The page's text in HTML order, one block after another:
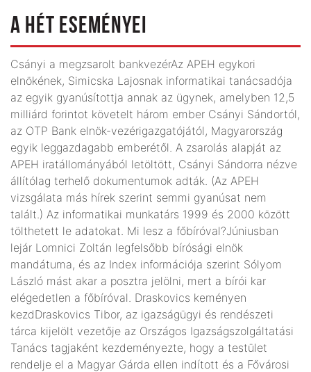
A HÉT ESEMÉNYEI
Csányi a megzsarolt bankvezérAz APEH egykori
elnökének, Simicska Lajosnak informatikai tanácsadója
az egyik gyanúsítottja annak az ügynek, amelyben 12,5
milliárd forintot követelt három ember Csányi Sándortól,
az OTP Bank elnök-vezérigazgatójától, Magyarország
egyik leggazdagabb emberétől. A zsarolás alapját az
APEH iratállományából letöltött, Csányi Sándorra nézve
állítólag terhelő dokumentumok adták. (Az APEH
vizsgálata más hírek szerint semmi gyanúsat nem
talált.) Az informatikai munkatárs 1999 és 2000 között
tölthetett le adatokat. Mi lesz a főbíróval?Júniusban
lejár Lomnici Zoltán legfelsőbb bírósági elnök
mandátuma, és az Index információja szerint Sólyom
László mást akar a posztra jelölni, mert a bírói kar
elégedetlen a főbíróval. Draskovics keményen
kezdDraskovics Tibor, az igazságügyi és rendészeti
tárca kijelölt vezetője az Országos Igazságszolgáltatási
Tanács tagjaként kezdeményezte, hogy a testület
rendelje el a Magyar Gárda ellen indított és a Fővárosi